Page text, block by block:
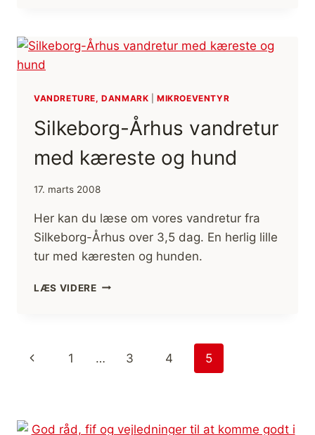
VANDRETURE, DANMARK |MIKROEVENTYR
Silkeborg-Århus vandretur
med kæreste og hund
17. marts 2008
Her kan du læse om vores vandretur fra
Silkeborg-Århus over 3,5 dag. En herlig lille
tur med kæresten og hunden.
LÆS VIDERESILKEBORG-
Side
Forrige
1 … 3 4 5